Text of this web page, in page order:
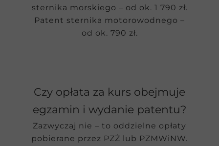
sternika morskiego – od ok. 1 790 zł.
Patent sternika motorowodnego –
od ok. 790 zł.
Czy opłata za kurs obejmuje
egzamin i wydanie patentu?
Zazwyczaj nie – to oddzielne opłaty
pobierane przez PZŻ lub PZMWiNW.